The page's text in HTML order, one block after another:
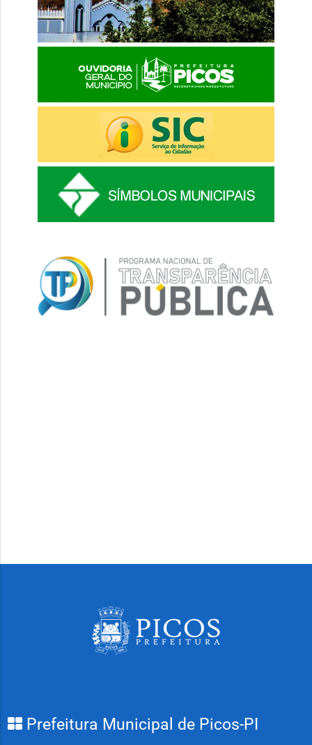
Prefeitura Municipal de Picos-PI